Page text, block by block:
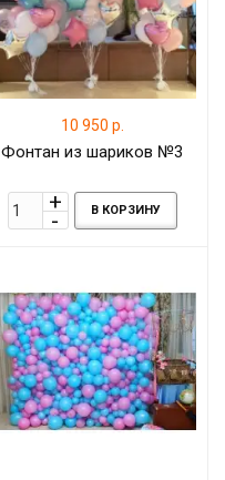
10 950 р.
Фонтан из шариков №3
В КОРЗИНУ